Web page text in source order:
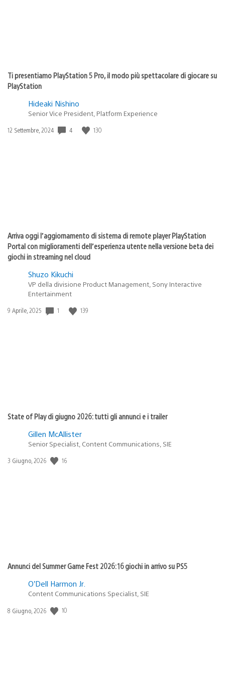
Ti presentiamo PlayStation 5 Pro, il modo più spettacolare di giocare su
PlayStation
Hideaki Nishino
Senior Vice President, Platform Experience
Data
12 Settembre, 2024 4 130
Arriva oggi l’aggiornamento di sistema di remote player PlayStation
Portal con miglioramenti dell’esperienza utente nella versione beta dei
giochi in streaming nel cloud
Shuzo Kikuchi
VP della divisione Product Management, Sony Interactive
Entertainment
Data
9 Aprile, 2025 1 139
State of Play di giugno 2026: tutti gli annunci e i trailer
Gillen McAllister
Senior Specialist, Content Communications, SIE
Data
3 Giugno, 2026 16
Annunci del Summer Game Fest 2026: 16 giochi in arrivo su PS5
O’Dell Harmon Jr.
Content Communications Specialist, SIE
Data
8 Giugno, 2026 10